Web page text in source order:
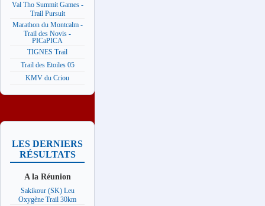
Val Tho Summit Games -
Trail Pursuit
Marathon du Montcalm -
Trail des Novis -
PICaPICA
TIGNES Trail
Trail des Etoiles 05
KMV du Criou
LES DERNIERS
RÉSULTATS
A la Réunion
Sakikour (SK) Leu
Oxygène Trail 30km